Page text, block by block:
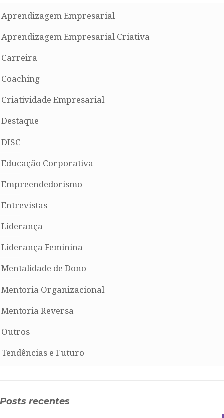
Aprendizagem Empresarial
Aprendizagem Empresarial Criativa
Carreira
Coaching
Criatividade Empresarial
Destaque
DISC
Educação Corporativa
Empreendedorismo
Entrevistas
Liderança
Liderança Feminina
Mentalidade de Dono
Mentoria Organizacional
Mentoria Reversa
Outros
Tendências e Futuro
Posts recentes